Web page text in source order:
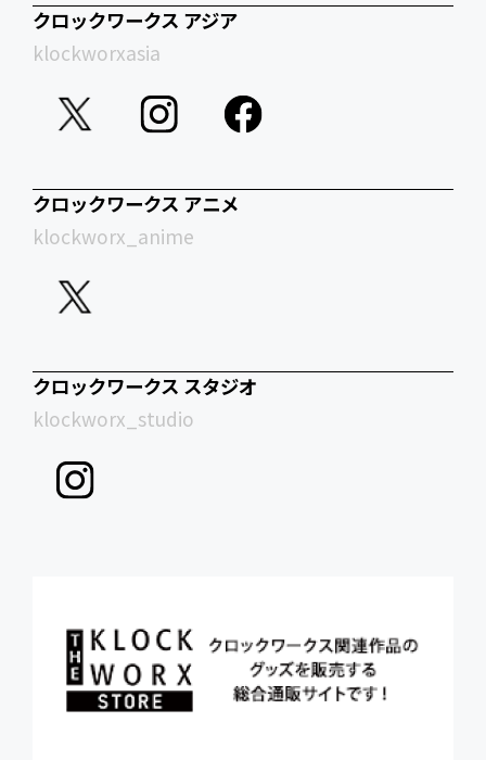
クロックワークス アジア
klockworxasia
クロックワークス アニメ
klockworx_anime
クロックワークス スタジオ
klockworx_studio